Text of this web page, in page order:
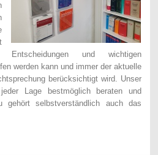
und wichtigen
werden kann und immer der aktuelle
berücksichtigt wird. Unser
Lage bestmöglich beraten und
gehört selbstverständlich auch das